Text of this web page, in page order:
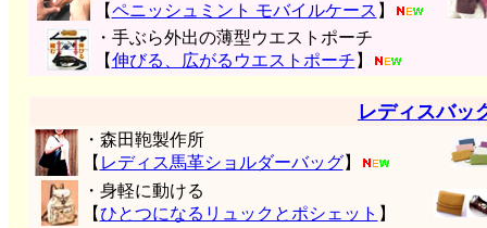
【ペニッシュミント モバイルケース 】
・手ぶら外出の薄型ウエストポーチ
【伸びる、広がるウエストポーチ 】
レディスバッ
・森田鞄製作所
【 レディス馬革ショルダーバッグ】
・身軽に動ける
【ひとつになるリュックとポシェット 】